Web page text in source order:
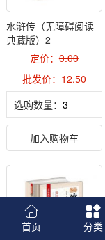
水浒传（无障碍阅读
典藏版）2
定价：0.00
批发价：12.50
选购数量：
加入购物车
首页 分类